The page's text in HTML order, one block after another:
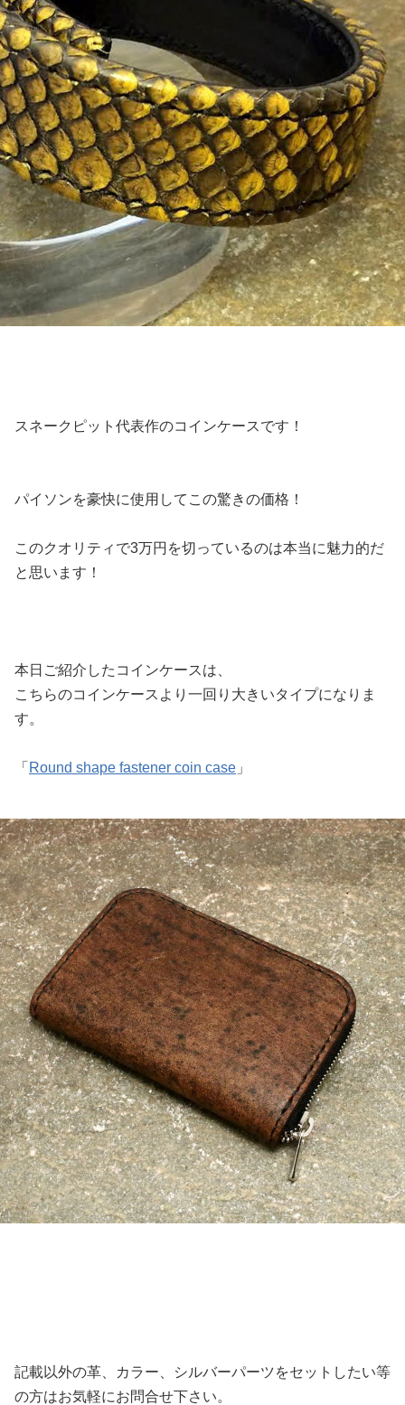
スネークピット代表作のコインケースです！
パイソンを豪快に使用してこの驚きの価格！
このクオリティで3万円を切っているのは本当に魅力的だ
と思います！
本日ご紹介したコインケースは、
こちらのコインケースより一回り大きいタイプになりま
す。
「 Round shape fastener coin case 」
記載以外の革、カラー、シルバーパーツをセットしたい等
の方はお気軽にお問合せ下さい。